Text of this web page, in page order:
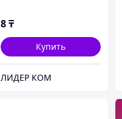
8 ₸
Купить
ЛИДЕР КОМ